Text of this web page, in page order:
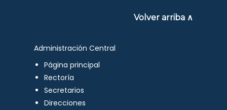
Volver arriba ∧
Administración Central
Página principal
Rectoría
Secretarios
Direcciones